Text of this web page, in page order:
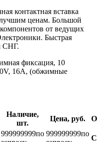
контактная вставка
ценам. Большой
от ведущих
Быстрая
СНГ.
фиксация, 10
16A, (обжимные
Наличие,
шт.
Цена, руб.
999999999по 999999999по